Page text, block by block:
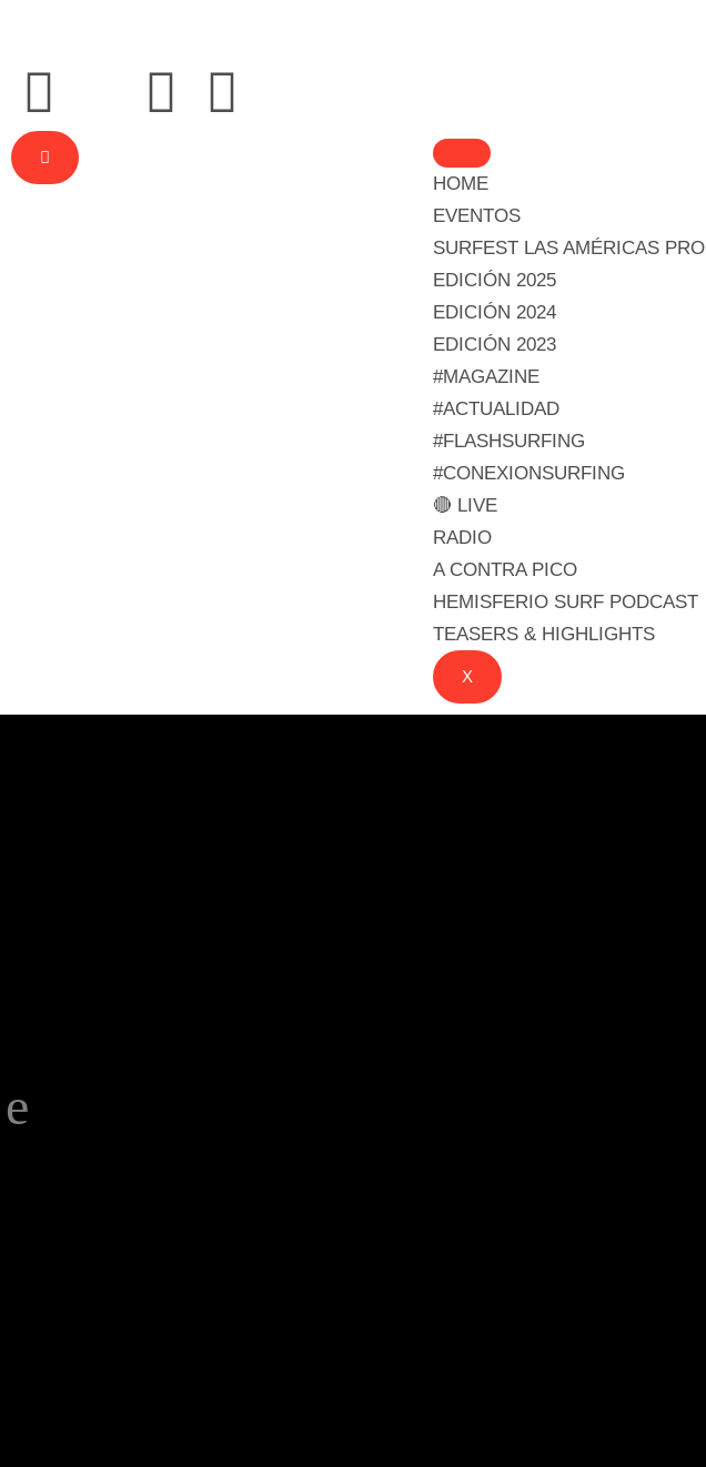
HOME
EVENTOS
SURFEST LAS AMÉRICAS PRO
EDICIÓN 2025
EDICIÓN 2024
EDICIÓN 2023
#MAGAZINE
#ACTUALIDAD
#FLASHSURFING
#CONEXIONSURFING
🔴 LIVE
RADIO
A CONTRA PICO
HEMISFERIO SURF PODCAST
TEASERS & HIGHLIGHTS
X